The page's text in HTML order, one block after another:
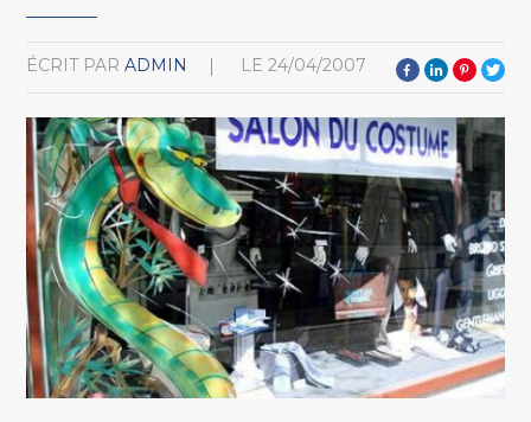
ÉCRIT PAR ADMIN LE 24/04/2007